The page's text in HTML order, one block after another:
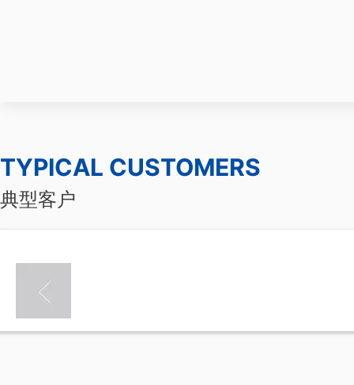
TYPICAL CUSTOMERS
典型客户